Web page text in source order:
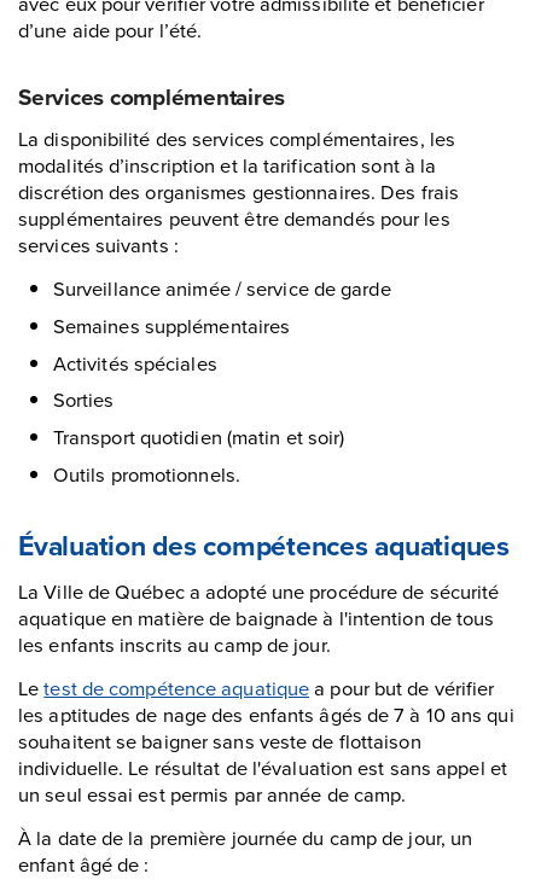
d’une aide pour l’été.
Services complémentaires
La disponibilité des services complémentaires, les
modalités d’inscription et la tarification sont à la
discrétion des organismes gestionnaires. Des frais
supplémentaires peuvent être demandés pour les
services suivants :
Surveillance animée / service de garde
Semaines supplémentaires
Activités spéciales
Sorties
Transport quotidien (matin et soir)
Outils promotionnels.
Évaluation des compétences aquatiques
La Ville de Québec a adopté une procédure de sécurité
aquatique en matière de baignade à l'intention de tous
les enfants inscrits au camp de jour.
Letest de compétence aquatiquea pour but de vérifier
les aptitudes de nage des enfants âgés de 7 à 10 ans qui
souhaitent se baigner sans veste de flottaison
individuelle. Le résultat de l'évaluation est sans appel et
un seul essai est permis par année de camp.
À la date de la première journée du camp de jour, un
enfant âgé de :